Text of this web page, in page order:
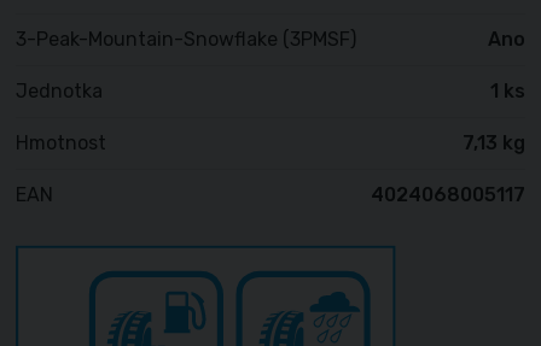
3-Peak-Mountain-Snowflake (3PMSF) Ano
Jednotka 1 ks
Hmotnost 7,13 kg
EAN 4024068005117